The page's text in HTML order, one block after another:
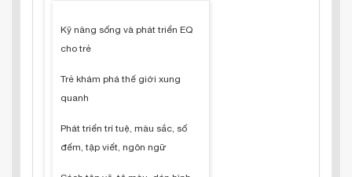
Kỹ năng sống và phát triển EQ
cho trẻ
Trẻ khám phá thế giới xung
quanh
Phát triển trí tuệ, màu sắc, số
đếm, tập viết, ngôn ngữ